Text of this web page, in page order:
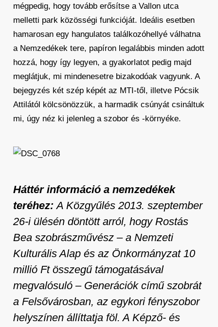
mégpedig, hogy tovább erősítse a Vallon utca
melletti park közösségi funkcióját. Ideális esetben
hamarosan egy hangulatos találkozóhellyé válhatna
a Nemzedékek tere, papíron legalábbis minden adott
hozzá, hogy így legyen, a gyakorlatot pedig majd
meglátjuk, mi mindenesetre bizakodóak vagyunk. A
bejegyzés két szép képét az MTI-től, illetve Pócsik
Attilától kölcsönözzük, a harmadik csúnyát csináltuk
mi, úgy néz ki jelenleg a szobor és -környéke.
Háttér információ a nemzedékek
teréhez:A Közgyűlés 2013. szeptember
26-i ülésén döntött arról, hogy Rostás
Bea szobrászművész – a Nemzeti
Kulturális Alap és az Önkormányzat 10
millió Ft összegű támogatásával
megvalósuló – Generációk című szobrát
a Felsővárosban, az egykori fényszobor
helyszínen állíttatja föl. A Képző- és